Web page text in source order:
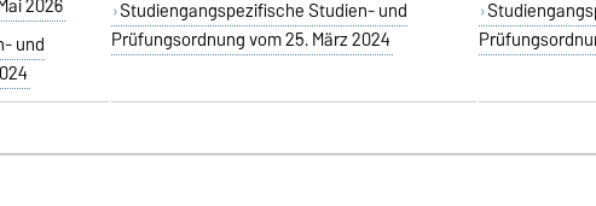
und
Studiengangspezifische Studien- und
Prüfungsordnung vom 25. März 2024